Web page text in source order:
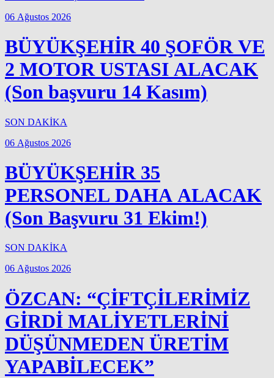
06 Ağustos 2026
BÜYÜKŞEHİR 40 ŞOFÖR VE
2 MOTOR USTASI ALACAK
(Son başvuru 14 Kasım)
SON DAKİKA
06 Ağustos 2026
BÜYÜKŞEHİR 35
PERSONEL DAHA ALACAK
(Son Başvuru 31 Ekim!)
SON DAKİKA
06 Ağustos 2026
ÖZCAN: “ÇİFTÇİLERİMİZ
GİRDİ MALİYETLERİNİ
DÜŞÜNMEDEN ÜRETİM
YAPABİLECEK”